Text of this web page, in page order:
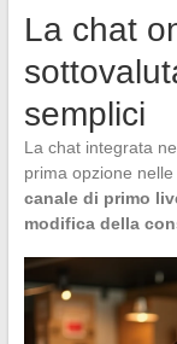
La chat
semplici
La chat integrata
prima opzione
canale di primo
modifica della